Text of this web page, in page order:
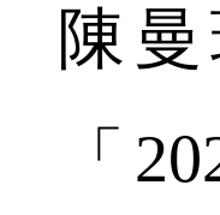
陳
「